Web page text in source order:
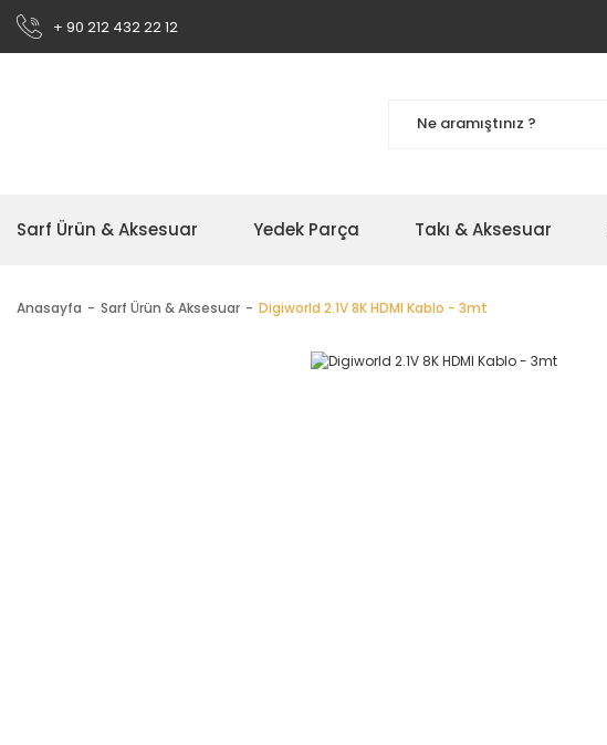
+ 90 212 432 22 12
Sarf Ürün & Aksesuar Yedek Parça Takı & Aksesuar
Anasayfa Sarf Ürün & Aksesuar Digiworld 2.1V 8K HDMI Kablo - 3mt